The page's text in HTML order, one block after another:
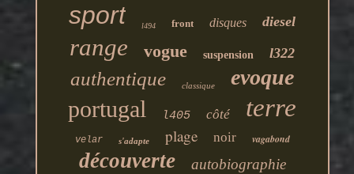
sport l494 front disques diesel
range vogue suspension l322
authentique classique evoque
portugal l405 côté terre
velar s'adapte plage noir vagabond
découverte autobiographie